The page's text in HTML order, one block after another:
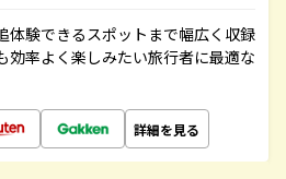
体験できるスポットまで幅広く収録
効率よく楽しみたい旅行者に最適な
詳細を見る